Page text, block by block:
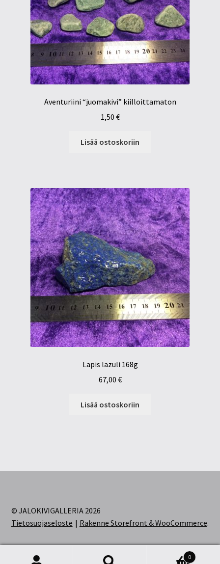
Aventuriini “juomakivi” kiilloittamaton
1,50 €
Lisää ostoskoriin
Lapis lazuli 168g
67,00 €
Lisää ostoskoriin
© JALOKIVIGALLERIA 2026
Tietosuojaseloste
Rakenne Storefront & WooCommerce.
0